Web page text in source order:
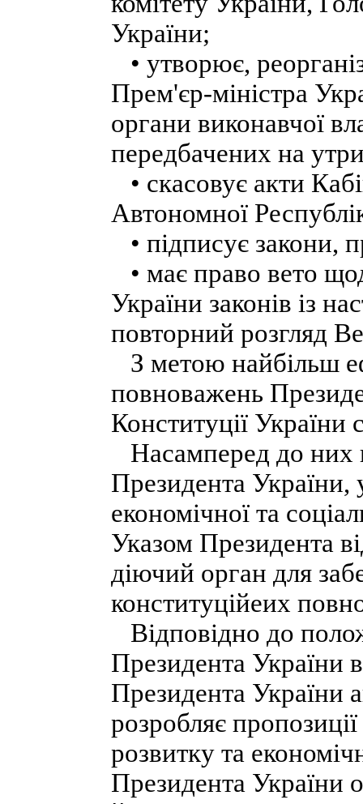
України;
• утворює,
Прем'єр-міністра
органи виконавчої
передбачених на
• скасовує акти
Автономної
• підписує закони,
• має право вето
України законів із
повторний розгляд
З метою найбільш
повноважень
Конституції України
Насамперед до них
Президента України,
економічної та
Указом Президента
діючий орган для
конституційеих
Відповідно до
Президента України
Президента України
розробляє
розвитку та
Президента України